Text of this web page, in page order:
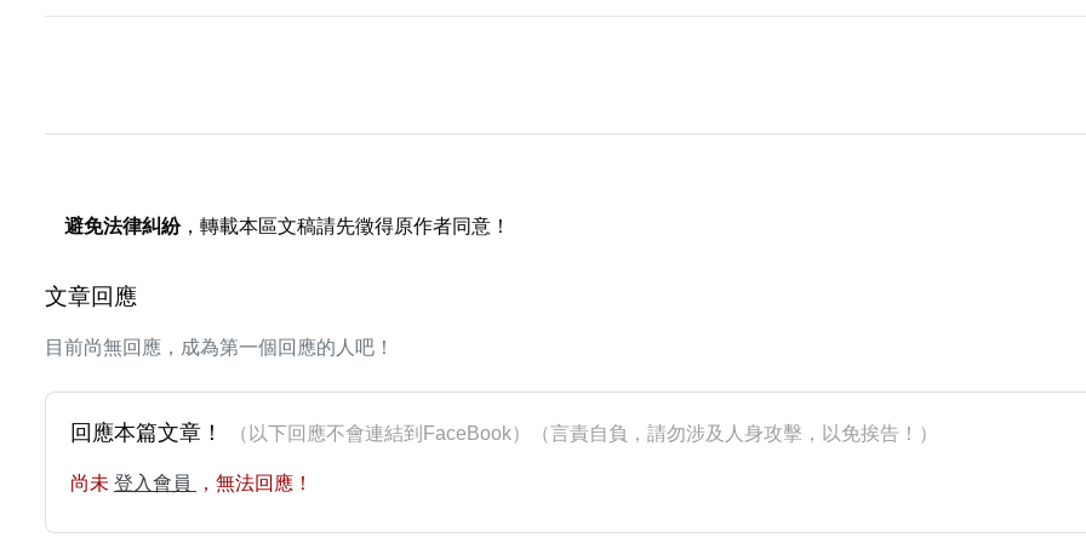
避免法律糾紛，轉載本區文稿請先徵得原作者同意！
文章回應
目前尚無回應，成為第一個回應的人吧！
回應本篇文章！ （以下回應不會連結到FaceBook）（言責自負，請勿涉及人身攻擊，以免挨告！）
尚未 登入會員 ，無法回應！